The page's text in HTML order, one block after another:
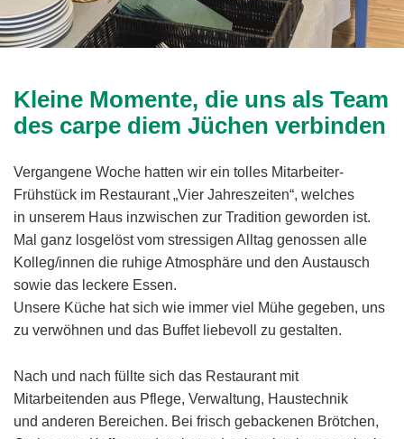
Kleine Momente, die uns als Team
des carpe diem Jüchen verbinden
Vergangene Woche hatten wir ein tolles Mitarbeiter-
Frühstück im Restaurant „Vier Jahreszeiten“, welches
in unserem Haus inzwischen zur Tradition geworden ist.
Mal ganz losgelöst vom stressigen Alltag genossen alle
Kolleg/innen die ruhige Atmosphäre und den Austausch
sowie das leckere Essen.
Unsere Küche hat sich wie immer viel Mühe gegeben, uns
zu verwöhnen und das Buffet liebevoll zu gestalten.
Nach und nach füllte sich das Restaurant mit
Mitarbeitenden aus Pflege, Verwaltung, Haustechnik
und anderen Bereichen. Bei frisch gebackenen Brötchen,